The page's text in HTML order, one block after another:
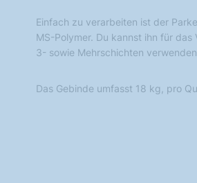
Einfach zu verarbeiten ist der
MS-Polymer. Du kannst ihn für
3- sowie Mehrschichten verwenden.
Das Gebinde umfasst 18 kg, pro